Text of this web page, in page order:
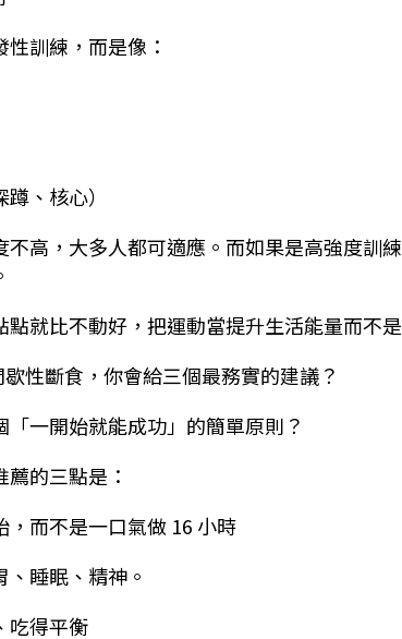
訓練，而是像：
、核心）
不高，大多人都可適應。而如果是高強度訓
點就比不動好，把運動當提升生活能量而不
性斷食，你會給三個最務實的建議？
一開始就能成功」的簡單原則？
的三點是：
，而不是一口氣做 16 小時
睡眠、精神。
吃得平衡